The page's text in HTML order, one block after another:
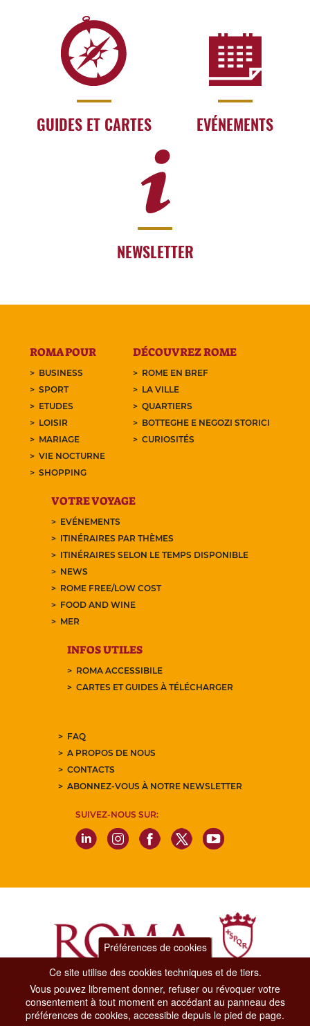
GUIDES ET CARTES EVÉNEMENTS
NEWSLETTER
ROMA POUR
BUSINESS
SPORT
ETUDES
LOISIR
MARIAGE
VIE NOCTURNE
SHOPPING
DÉCOUVREZ ROME
ROME EN BREF
LA VILLE
QUARTIERS
BOTTEGHE E NEGOZI STORICI
CURIOSITÉS
VOTRE VOYAGE
EVÉNEMENTS
ITINÉRAIRES PAR THÈMES
ITINÉRAIRES SELON LE TEMPS DISPONIBLE
NEWS
ROME FREE/LOW COST
FOOD AND WINE
MER
INFOS UTILES
ROMA ACCESSIBILE
CARTES ET GUIDES À TÉLÉCHARGER
FAQ
A PROPOS DE NOUS
CONTACTS
ABONNEZ-VOUS À NOTRE NEWSLETTER
SUIVEZ-NOUS SUR:
Dipartimento Grandi Eventi, Sport, Turismo e Moda.
Via di San Basilio, 51
00187 Roma
Préférences de cookies
Ce site utilise des cookies techniques et de tiers.
Vous pouvez librement donner, refuser ou révoquer votre
consentement à tout moment en accédant au panneau des
préférences de cookies, accessible depuis le pied de page.